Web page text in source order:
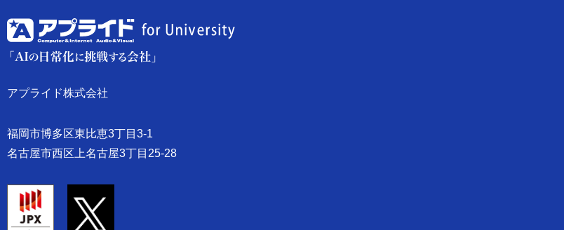
アプライド株式会社
福岡市博多区東比恵3丁目3-1
名古屋市西区上名古屋3丁目25-28